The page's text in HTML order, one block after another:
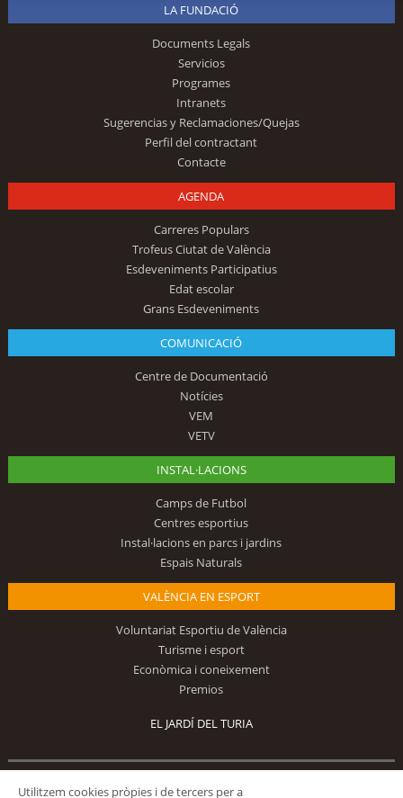
LA FUNDACIÓ
Documents Legals
Servicios
Programes
Intranets
Sugerencias y Reclamaciones/Quejas
Perfil del contractant
Contacte
AGENDA
Carreres Populars
Trofeus Ciutat de València
Esdeveniments Participatius
Edat escolar
Grans Esdeveniments
COMUNICACIÓ
Centre de Documentació
Notícies
VEM
VETV
INSTAL·LACIONS
Camps de Futbol
Centres esportius
Instal·lacions en parcs i jardins
Espais Naturals
VALÈNCIA EN ESPORT
Voluntariat Esportiu de València
Turisme i esport
Econòmica i coneixement
Premios
EL JARDÍ DEL TURIA
Utilitzem cookies pròpies i de tercers per a